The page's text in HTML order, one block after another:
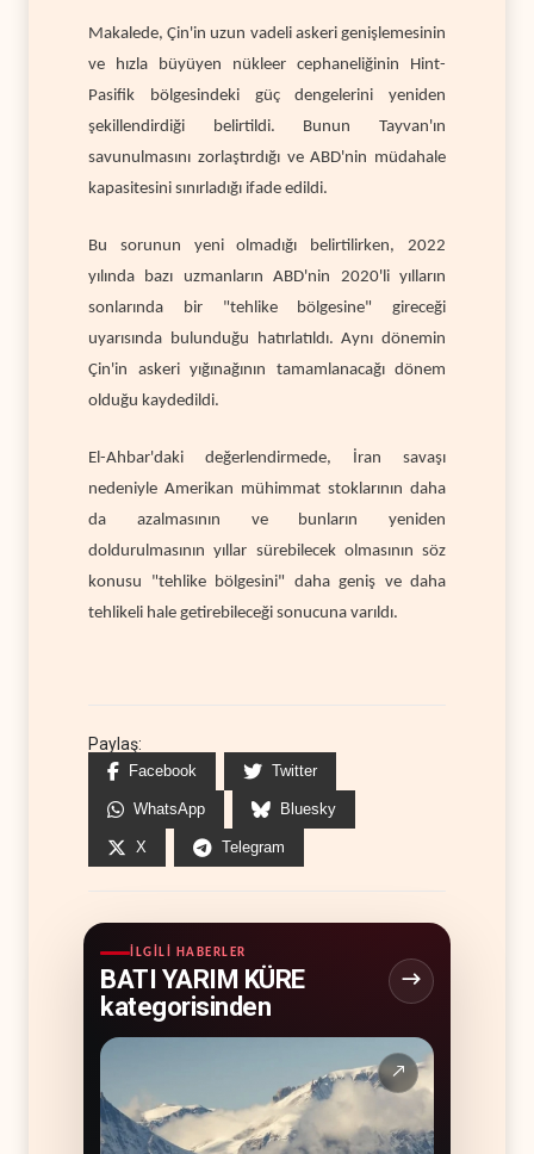
Makalede, Çin'in uzun vadeli askeri genişlemesinin
ve hızla büyüyen nükleer cephaneliğinin Hint-
Pasifik bölgesindeki güç dengelerini yeniden
şekillendirdiği belirtildi. Bunun Tayvan'ın
savunulmasını zorlaştırdığı ve ABD'nin müdahale
kapasitesini sınırladığı ifade edildi.
Bu sorunun yeni olmadığı belirtilirken, 2022
yılında bazı uzmanların ABD'nin 2020'li yılların
sonlarında bir "tehlike bölgesine" gireceği
uyarısında bulunduğu hatırlatıldı. Aynı dönemin
Çin'in askeri yığınağının tamamlanacağı dönem
olduğu kaydedildi.
El-Ahbar'daki değerlendirmede, İran savaşı
nedeniyle Amerikan mühimmat stoklarının daha
da azalmasının ve bunların yeniden
doldurulmasının yıllar sürebilecek olmasının söz
konusu "tehlike bölgesini" daha geniş ve daha
tehlikeli hale getirebileceği sonucuna varıldı.
Paylaş:
Facebook Twitter
WhatsApp Bluesky
X Telegram
İLGILI HABERLER
BATI YARIM KÜRE
kategorisinden
↗